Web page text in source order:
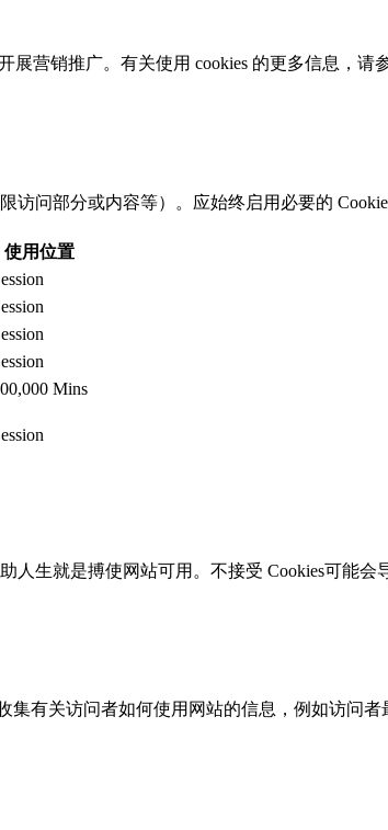
营销推广。有关使用 cookies 的更多信息，请参
问部分或内容等）。应始终启用必要的
使用位置
Mins
生就是搏使网站可用。不接受 Cookies可能会
有关访问者如何使用网站的信息，例如访问